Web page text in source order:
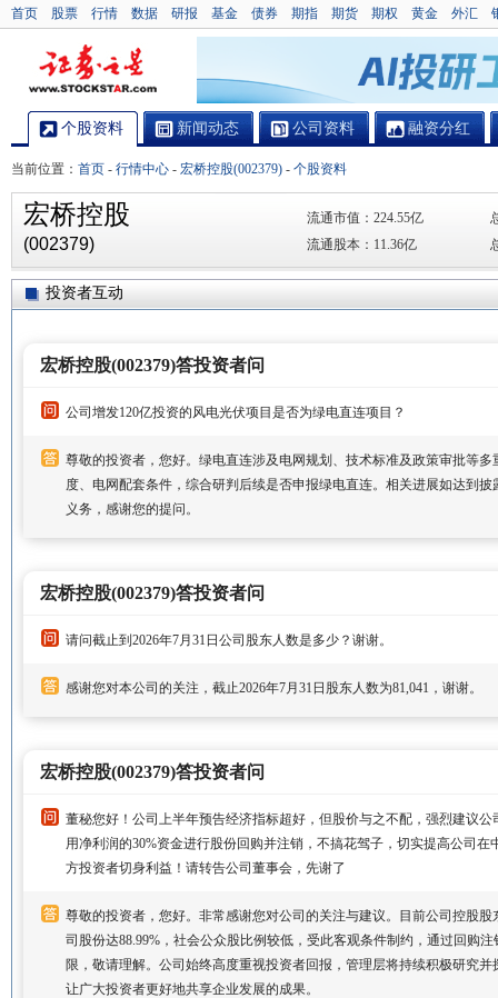
首页 股票 行情 数据 研报 基金 债券 期指 期货 期权 黄金 外汇
个股资料 新闻动态 公司资料 融资分红
当前位置： 首页 - 行情中心 - 宏桥控股(002379) - 个股资料
宏桥控股
(002379)
流通市值： 224.55亿
流通股本： 11.36亿
投资者互动
宏桥控股(002379)答投资者问
公司增发120亿投资的风电光伏项目是否为绿电直连项目？
尊敬的投资者，您好。绿电直连涉及电网规划、技术标准及政策审批等
度、电网配套条件，综合研判后续是否申报绿电直连。相关进展如达到
义务，感谢您的提问。
宏桥控股(002379)答投资者问
请问截止到2026年7月31日公司股东人数是多少？谢谢。
感谢您对本公司的关注，截止2026年7月31日股东人数为81,041，谢谢。
宏桥控股(002379)答投资者问
董秘您好！公司上半年预告经济指标超好，但股价与之不配，强烈建议
用净利润的30%资金进行股份回购并注销，不搞花驾子，切实提高公司
方投资者切身利益！请转告公司董事会，先谢了
尊敬的投资者，您好。非常感谢您对公司的关注与建议。目前公司控股
司股份达88.99%，社会公众股比例较低，受此客观条件制约，通过回购
限，敬请理解。公司始终高度重视投资者回报，管理层将持续积极研究
让广大投资者更好地共享企业发展的成果。